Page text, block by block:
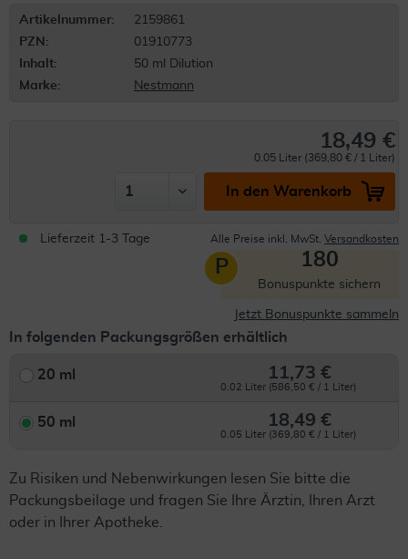
Artikelnummer:
2159861
PZN:
01910773
Inhalt:
50 ml Dilution
Marke:
Nestmann
18,49 €
0.05 Liter (369,80 € / 1 Liter)
In den Warenkorb
Lieferzeit 1-3 Tage Alle Preise inkl. MwSt. Versandkosten
P 180
Bonuspunkte sichern
Jetzt Bonuspunkte sammeln
In folgenden Packungsgrößen erhältlich
20 ml 11,73 €
0.02 Liter (586,50 € / 1 Liter)
50 ml 18,49 €
0.05 Liter (369,80 € / 1 Liter)
Zu Risiken und Nebenwirkungen lesen Sie bitte die
Packungsbeilage und fragen Sie Ihre Ärztin, Ihren Arzt
oder in Ihrer Apotheke.